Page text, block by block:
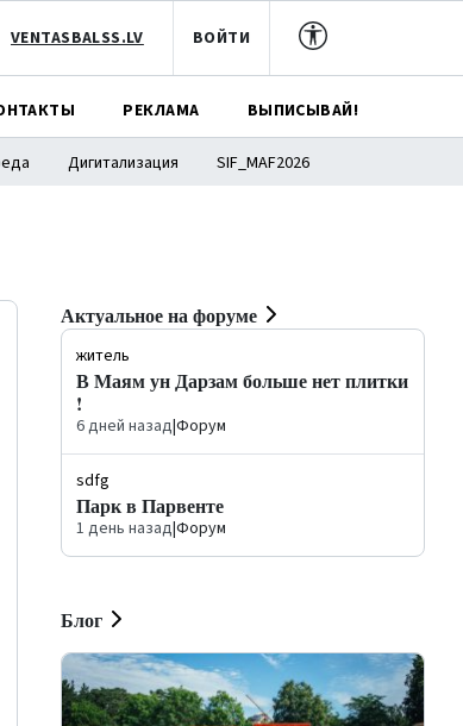
VENTASBALSS.LV ВОЙТИ
РЕКЛАМА ВЫПИСЫВАЙ!
Дигитализация SIF_MAF2026
Актуальное на форуме
житель
В Маям ун Дарзам больше нет плитки
!
6 дней назад|Форум
sdfg
Парк в Парвенте
1 день назад|Форум
Блог